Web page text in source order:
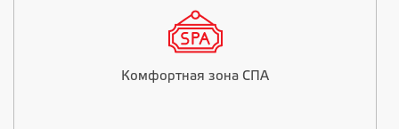
Комфортная зона СПА